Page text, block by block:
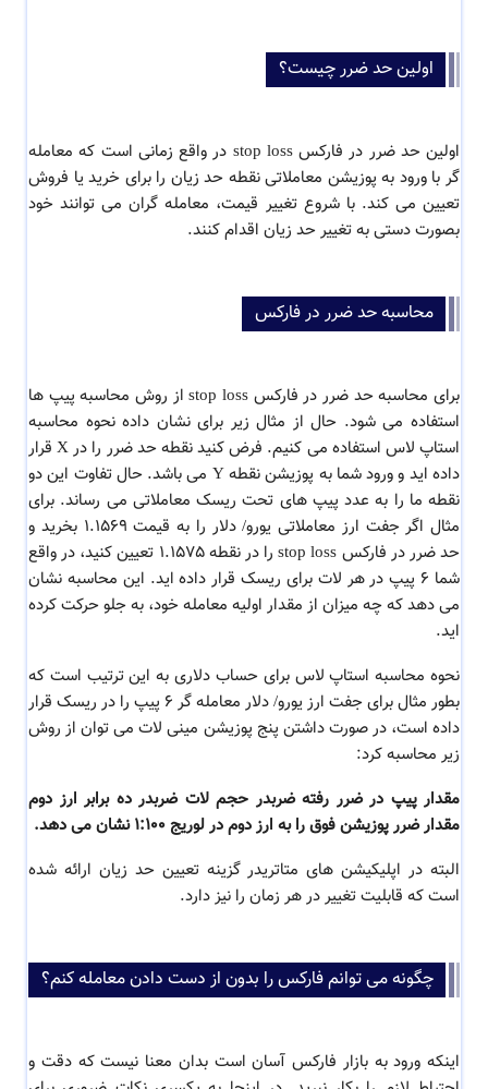
اولین حد ضرر چیست؟
اولین حد ضرر در فارکس stop loss در واقع زمانی است که معامله
گر با ورود به پوزیشن معاملاتی نقطه حد زیان را برای خرید یا فروش
تعیین می کند. با شروع تغییر قیمت، معامله گران می توانند خود
بصورت دستی به تغییر حد زیان اقدام کنند.
محاسبه حد ضرر در فارکس
برای محاسبه حد ضرر در فارکس stop loss از روش محاسبه پیپ ها
استفاده می شود. حال از مثال زیر برای نشان داده نحوه محاسبه
استاپ لاس استفاده می کنیم. فرض کنید نقطه حد ضرر را در X قرار
داده اید و ورود شما به پوزیشن نقطه Y می باشد. حال تفاوت این دو
نقطه ما را به عدد پیپ های تحت ریسک معاملاتی می رساند. برای
مثال اگر جفت ارز معاملاتی یورو/ دلار را به قیمت 1.1569 بخرید و
حد ضرر در فارکس stop loss را در نقطه 1.1575 تعیین کنید، در واقع
شما 6 پیپ در هر لات برای ریسک قرار داده اید. این محاسبه نشان
می دهد که چه میزان از مقدار اولیه معامله خود، به جلو حرکت کرده
اید.
نحوه محاسبه استاپ لاس برای حساب دلاری به این ترتیب است که
بطور مثال برای جفت ارز یورو/ دلار معامله گر 6 پیپ را در ریسک قرار
داده است، در صورت داشتن پنج پوزیشن مینی لات می توان از روش
زیر محاسبه کرد:
مقدار پیپ در ضرر رفته ضربدر حجم لات ضربدر ده برابر ارز دوم
مقدار ضرر پوزیشن فوق را به ارز دوم در لوریج 1:100 نشان می دهد.
البته در اپلیکیشن های متاتریدر گزینه تعیین حد زیان ارائه شده
است که قابلیت تغییر در هر زمان را نیز دارد.
چگونه می توانم فارکس را بدون از دست دادن معامله کنم؟
اینکه ورود به بازار فارکس آسان است بدان معنا نیست که دقت و